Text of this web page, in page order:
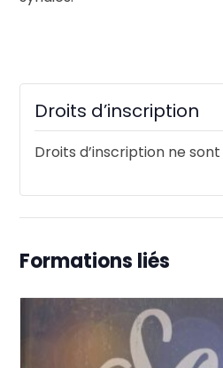
Droits d’inscription
Droits d’inscription ne
Formations liés